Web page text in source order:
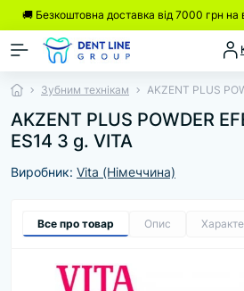
🚚 Безкоштовна доставка від 7000 грн на
Зубним технікам AKZENT PLUS
AKZENT PLUS POWDER
ES14 3 g. VITA
Виробник: Vita (Німеччина)
Все про товар Опис